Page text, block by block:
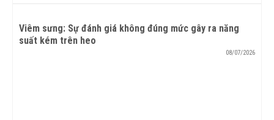
Viêm sưng: Sự đánh giá không đúng mức gây ra năng
suất kém trên heo
08/07/2026